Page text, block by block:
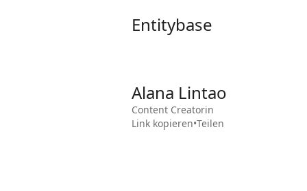
Entitybase
Alana Lintao
Content Creatorin
Link kopieren•Teilen